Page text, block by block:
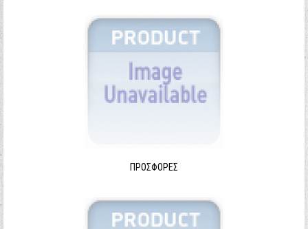
ΠΡΟΣΦΟΡΈΣ